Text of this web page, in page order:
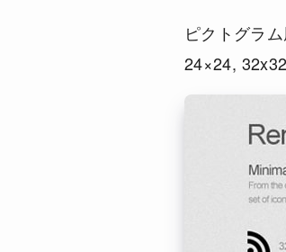
ピクトグラ
24×24,